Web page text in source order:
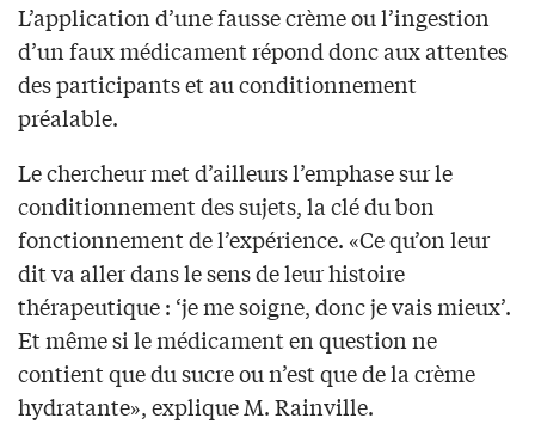
L’application d’une fausse crème ou l’ingestion
d’un faux médicament répond donc aux attentes
des participants et au conditionnement
préalable.
Le chercheur met d’ailleurs l’emphase sur le
conditionnement des sujets, la clé du bon
fonctionnement de l’expérience. «Ce qu’on leur
dit va aller dans le sens de leur histoire
thérapeutique : ‘je me soigne, donc je vais mieux’.
Et même si le médicament en question ne
contient que du sucre ou n’est que de la crème
hydratante», explique M. Rainville.